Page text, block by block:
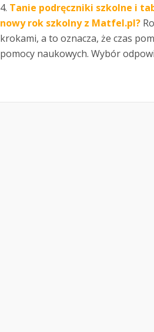
Tanie podręczniki szkolne i
nowy rok szkolny z Matfel.pl?
krokami, a to oznacza, że czas
pomocy naukowych. Wybór